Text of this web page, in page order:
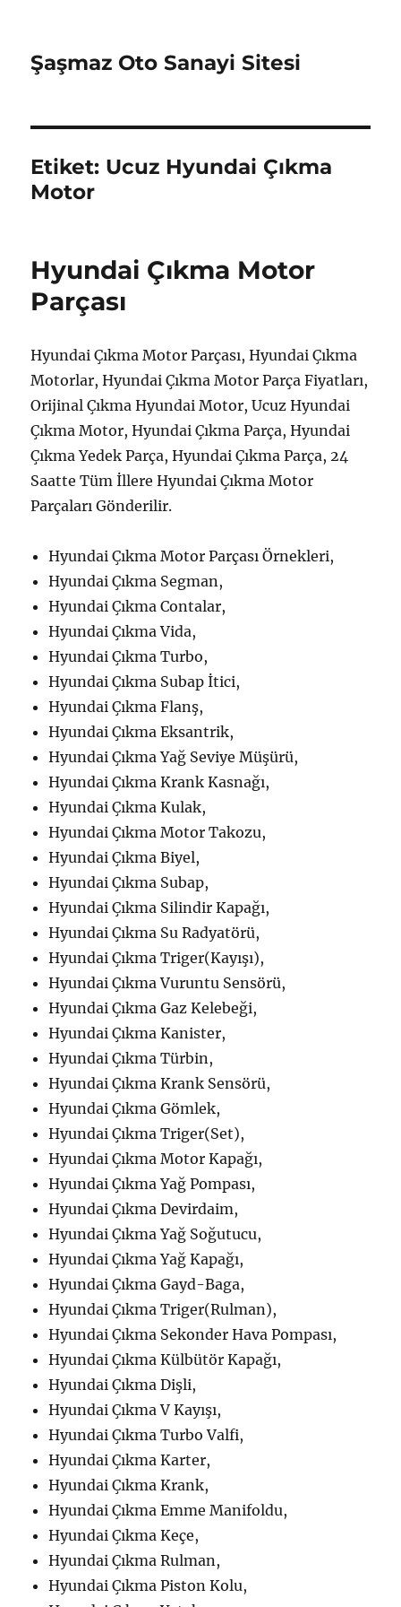
Şaşmaz Oto Sanayi Sitesi
Etiket: Ucuz Hyundai Çıkma
Motor
Hyundai Çıkma Motor
Parçası
Hyundai Çıkma Motor Parçası, Hyundai Çıkma
Motorlar, Hyundai Çıkma Motor Parça Fiyatları,
Orijinal Çıkma Hyundai Motor, Ucuz Hyundai
Çıkma Motor, Hyundai Çıkma Parça, Hyundai
Çıkma Yedek Parça, Hyundai Çıkma Parça, 24
Saatte Tüm İllere Hyundai Çıkma Motor
Parçaları Gönderilir.
Hyundai Çıkma Motor Parçası Örnekleri,
Hyundai Çıkma Segman,
Hyundai Çıkma Contalar,
Hyundai Çıkma Vida,
Hyundai Çıkma Turbo,
Hyundai Çıkma Subap İtici,
Hyundai Çıkma Flanş,
Hyundai Çıkma Eksantrik,
Hyundai Çıkma Yağ Seviye Müşürü,
Hyundai Çıkma Krank Kasnağı,
Hyundai Çıkma Kulak,
Hyundai Çıkma Motor Takozu,
Hyundai Çıkma Biyel,
Hyundai Çıkma Subap,
Hyundai Çıkma Silindir Kapağı,
Hyundai Çıkma Su Radyatörü,
Hyundai Çıkma Triger(Kayışı),
Hyundai Çıkma Vuruntu Sensörü,
Hyundai Çıkma Gaz Kelebeği,
Hyundai Çıkma Kanister,
Hyundai Çıkma Türbin,
Hyundai Çıkma Krank Sensörü,
Hyundai Çıkma Gömlek,
Hyundai Çıkma Triger(Set),
Hyundai Çıkma Motor Kapağı,
Hyundai Çıkma Yağ Pompası,
Hyundai Çıkma Devirdaim,
Hyundai Çıkma Yağ Soğutucu,
Hyundai Çıkma Yağ Kapağı,
Hyundai Çıkma Gayd-Baga,
Hyundai Çıkma Triger(Rulman),
Hyundai Çıkma Sekonder Hava Pompası,
Hyundai Çıkma Külbütör Kapağı,
Hyundai Çıkma Dişli,
Hyundai Çıkma V Kayışı,
Hyundai Çıkma Turbo Valfi,
Hyundai Çıkma Karter,
Hyundai Çıkma Krank,
Hyundai Çıkma Emme Manifoldu,
Hyundai Çıkma Keçe,
Hyundai Çıkma Rulman,
Hyundai Çıkma Piston Kolu,